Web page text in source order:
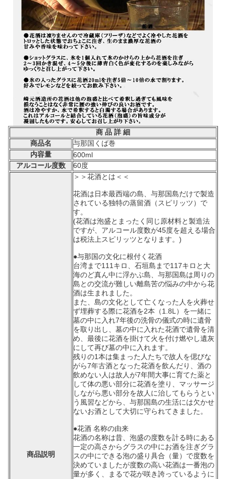
商 品 詳 細
商品名
与那国くば巻
内容量
600ml
アルコール度数
60度
商品説明
＞＞花酒とは＜＜
花酒は日本最西端の島、与那国島だけで製造
されている独特の蒸留酒（スピリッツ）で
す。
(花酒は泡盛とまったく同じ原材料と製造法
ですが、アルコール度数が45度を超える場合
は税法上スピリッツとなります。)
●与那国の文化に根付く花酒
台湾まで111キロ、石垣島まで117キロと大
海のど真ん中に浮かぶ島、与那国島は周りの
島との交流が難しい離島苦の悩みの中から花
酒は生まれました。
また、島の文化として亡くなった人を火葬せ
ず埋葬する際に花酒を2本（1.8L）を一緒に
墓の中に入れ7年後の洗骨の儀式の時に遺骨
を取り出し、墓の中に入れた花酒で遺骨を清
め、最後に花酒を掛けて火を付け燃やし遺灰
にして再び墓の中に入れます。
残りの1本は集まった人たちで故人を偲びな
がら7年古酒となった花酒を飲んだり、酒の
飲めない人は故人が7年間大事に育てた薬と
して体の悪い部分に花酒を塗り、マッサージ
しながら悪い部分を故人に治してもらうとい
う風習などから、与那国島の生活には欠かせ
ないお酒として大切に守られてきました。
●花酒 名称の由来
花酒の名称は昔、泡盛の度数を計る時にある
一定の高さからグラスの中にお酒を注ぎグラ
スの中にできる泡の盛り具合（量）で度数を
決めていましたが度数の高い花酒は一番泡の
量が多く、まるで花が咲き誇っているように